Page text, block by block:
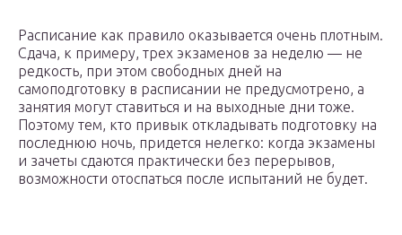
Расписание как правило оказывается очень плотным.
Сдача, к примеру, трех экзаменов за неделю — не
редкость, при этом свободных дней на
самоподготовку в расписании не предусмотрено, а
занятия могут ставиться и на выходные дни тоже.
Поэтому тем, кто привык откладывать подготовку на
последнюю ночь, придется нелегко: когда экзамены
и зачеты сдаются практически без перерывов,
возможности отоспаться после испытаний не будет.